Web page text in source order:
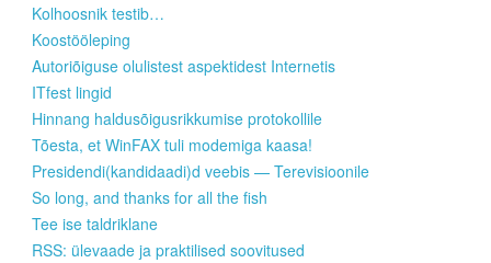
Kolhoosnik testib…
Koostööleping
Autoriõiguse olulistest aspektidest Internetis
ITfest lingid
Hinnang haldusõigusrikkumise protokollile
Tõesta, et WinFAX tuli modemiga kaasa!
Presidendi(kandidaadi)d veebis — Terevisioonile
So long, and thanks for all the fish
Tee ise taldriklane
RSS: ülevaade ja praktilised soovitused